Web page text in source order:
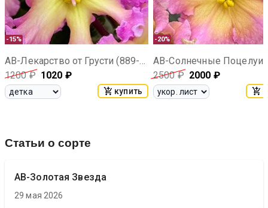
-15%
АВ-Лекарство от Грусти (889-33)
1200₽ 1020 ₽
купить
-20%
АВ-Солнечные Поцелуи
2500₽ 2000 ₽
Статьи о сорте
АВ-Золотая Звезда
29 мая 2026